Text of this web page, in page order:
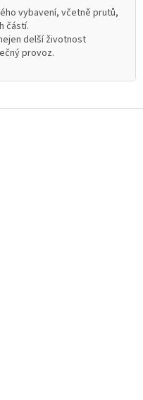
vybavení, včetně prutů,
částí.
delší životnost
provoz.